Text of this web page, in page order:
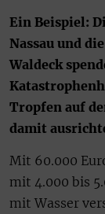
Ein Beispiel:
Nassau und
Waldeck
Tropfen auf
damit
Mit 60.000
mit 4.000 bis
mit Wasser